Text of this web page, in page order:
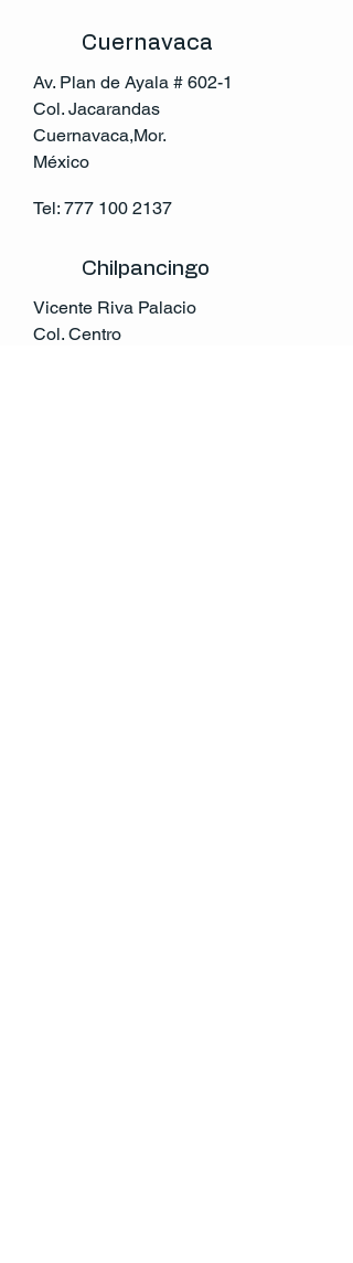
Cuernavaca
Av. Plan de Ayala # 602-1
Col. Jacarandas
Cuernavaca,Mor.
México
Tel: 777 100 2137
Chilpancingo
Vicente Riva Palacio
Col. Centro